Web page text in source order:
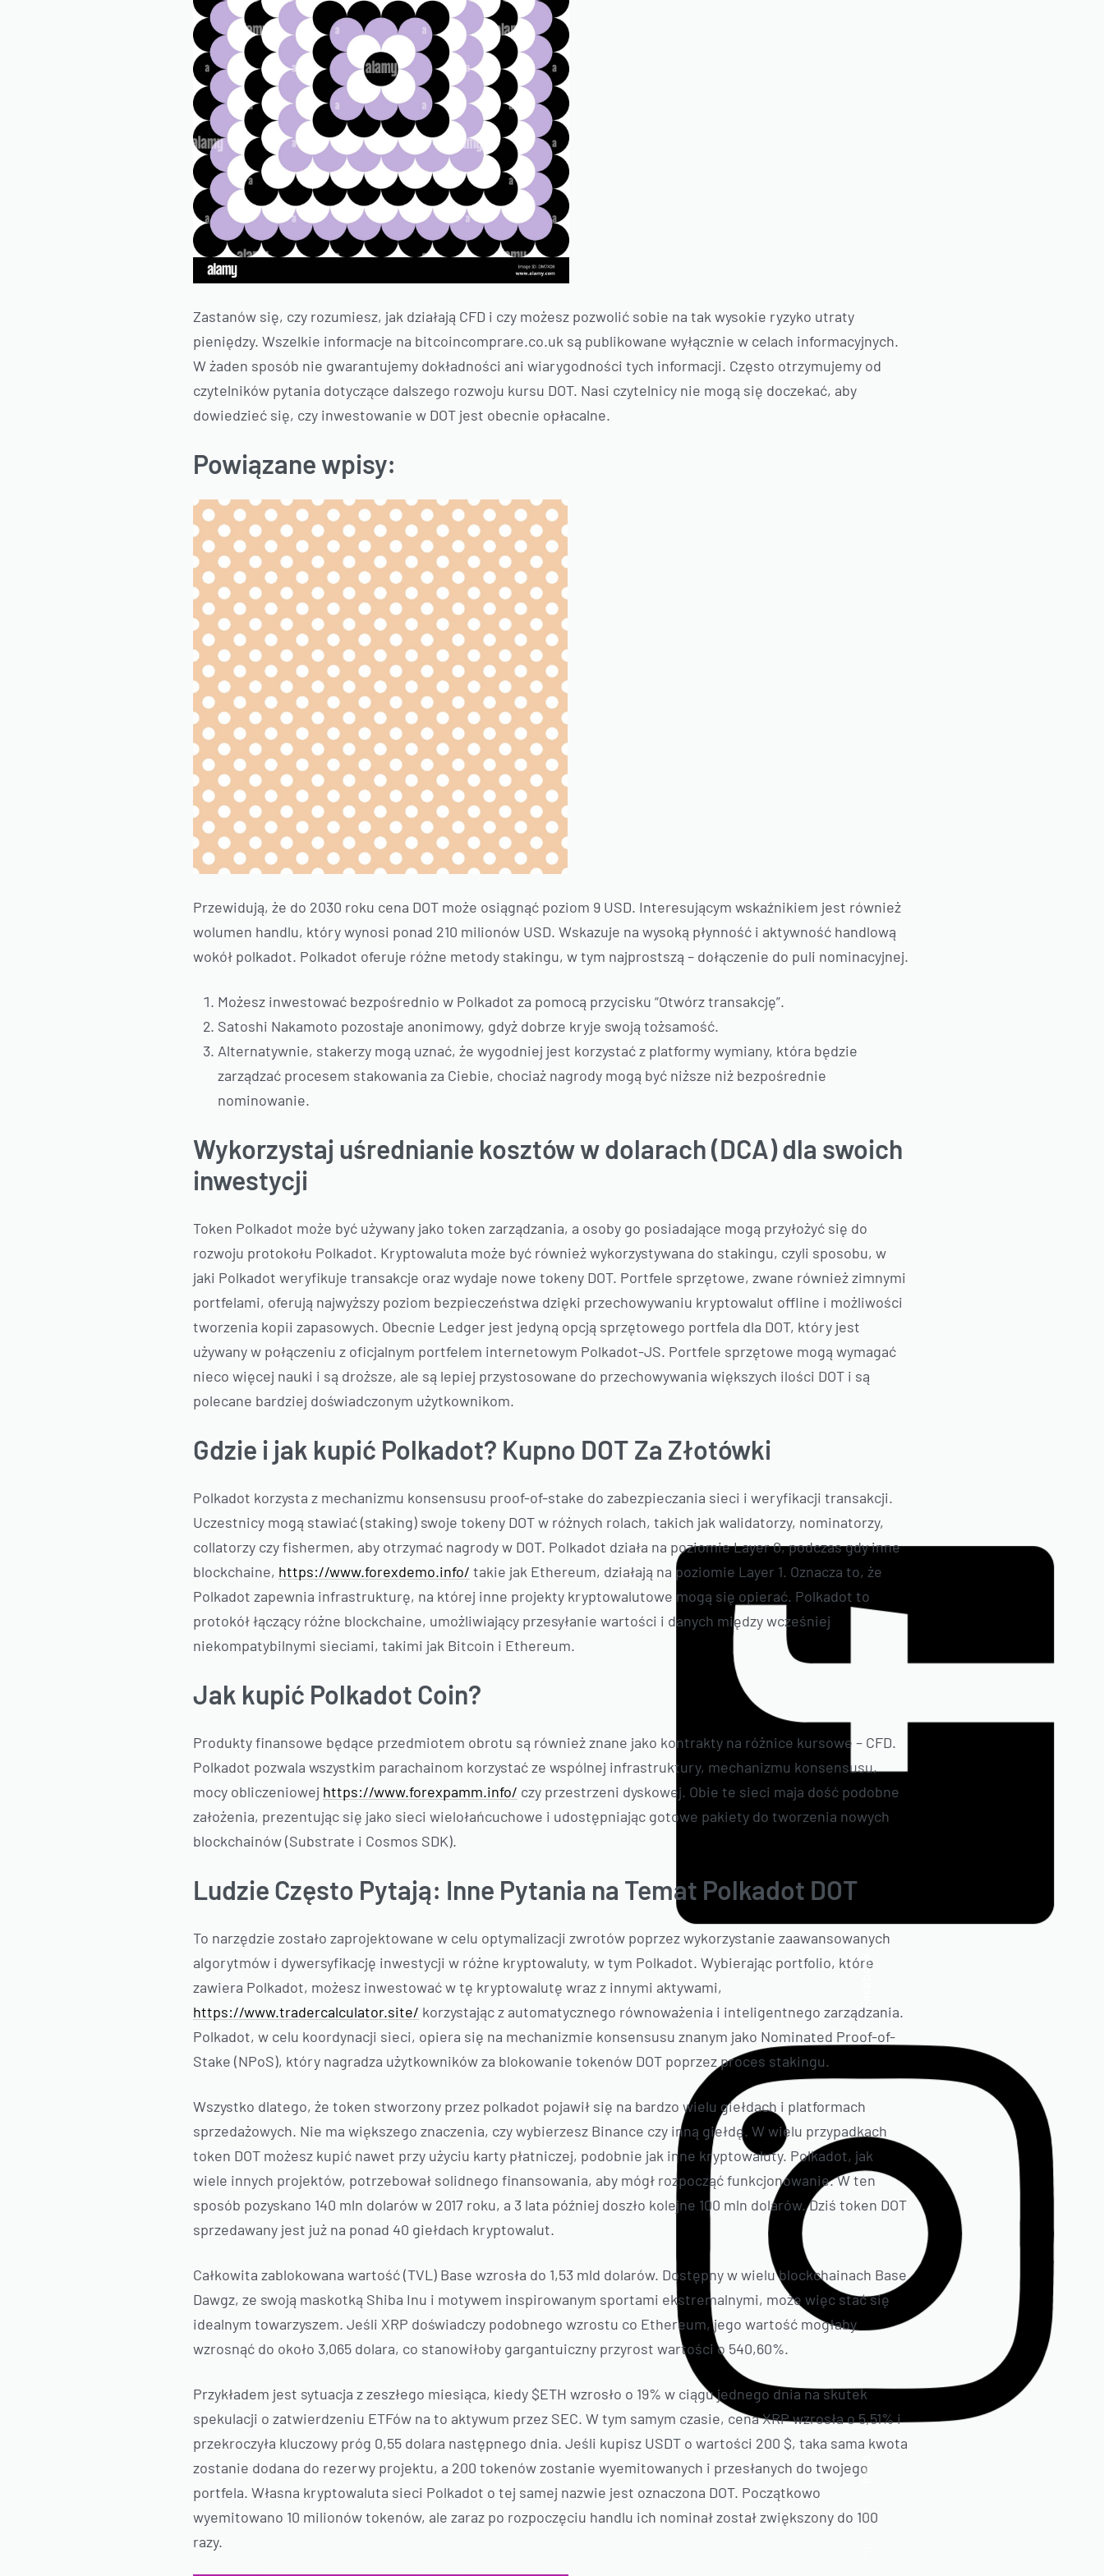
Zastanów się, czy rozumiesz, jak działają CFD i czy możesz pozwolić sobie na tak wysokie ryzyko utraty
pieniędzy. Wszelkie informacje na bitcoincomprare.co.uk są publikowane wyłącznie w celach informacyjnych.
W żaden sposób nie gwarantujemy dokładności ani wiarygodności tych informacji. Często otrzymujemy od
czytelników pytania dotyczące dalszego rozwoju kursu DOT. Nasi czytelnicy nie mogą się doczekać, aby
dowiedzieć się, czy inwestowanie w DOT jest obecnie opłacalne.
Powiązane wpisy:
Przewidują, że do 2030 roku cena DOT może osiągnąć poziom 9 USD. Interesującym wskaźnikiem jest również
wolumen handlu, który wynosi ponad 210 milionów USD. Wskazuje na wysoką płynność i aktywność handlową
wokół polkadot. Polkadot oferuje różne metody stakingu, w tym najprostszą – dołączenie do puli nominacyjnej.
Możesz inwestować bezpośrednio w Polkadot za pomocą przycisku “Otwórz transakcję”.
Satoshi Nakamoto pozostaje anonimowy, gdyż dobrze kryje swoją tożsamość.
Alternatywnie, stakerzy mogą uznać, że wygodniej jest korzystać z platformy wymiany, która będzie
zarządzać procesem stakowania za Ciebie, chociaż nagrody mogą być niższe niż bezpośrednie
nominowanie.
Wykorzystaj uśrednianie kosztów w dolarach (DCA) dla swoich
inwestycji
Token Polkadot może być używany jako token zarządzania, a osoby go posiadające mogą przyłożyć się do
rozwoju protokołu Polkadot. Kryptowaluta może być również wykorzystywana do stakingu, czyli sposobu, w
jaki Polkadot weryfikuje transakcje oraz wydaje nowe tokeny DOT. Portfele sprzętowe, zwane również zimnymi
portfelami, oferują najwyższy poziom bezpieczeństwa dzięki przechowywaniu kryptowalut offline i możliwości
tworzenia kopii zapasowych. Obecnie Ledger jest jedyną opcją sprzętowego portfela dla DOT, który jest
używany w połączeniu z oficjalnym portfelem internetowym Polkadot-JS. Portfele sprzętowe mogą wymagać
nieco więcej nauki i są droższe, ale są lepiej przystosowane do przechowywania większych ilości DOT i są
polecane bardziej doświadczonym użytkownikom.
Gdzie i jak kupić Polkadot? Kupno DOT Za Złotówki
Polkadot korzysta z mechanizmu konsensusu proof-of-stake do zabezpieczania sieci i weryfikacji transakcji.
Uczestnicy mogą stawiać (staking) swoje tokeny DOT w różnych rolach, takich jak walidatorzy, nominatorzy,
collatorzy czy fishermen, aby otrzymać nagrody w DOT. Polkadot działa na poziomie Layer 0, podczas gdy inne
blockchaine, https://www.forexdemo.info/ takie jak Ethereum, działają na poziomie Layer 1. Oznacza to, że
Polkadot zapewnia infrastrukturę, na której inne projekty kryptowalutowe mogą się opierać. Polkadot to
protokół łączący różne blockchaine, umożliwiający przesyłanie wartości i danych między wcześniej
niekompatybilnymi sieciami, takimi jak Bitcoin i Ethereum.
Jak kupić Polkadot Coin?
Produkty finansowe będące przedmiotem obrotu są również znane jako kontrakty na różnice kursowe – CFD.
Polkadot pozwala wszystkim parachainom korzystać ze wspólnej infrastruktury, mechanizmu konsensusu,
mocy obliczeniowej https://www.forexpamm.info/ czy przestrzeni dyskowej. Obie te sieci maja dość podobne
założenia, prezentując się jako sieci wielołańcuchowe i udostępniając gotowe pakiety do tworzenia nowych
blockchainów (Substrate i Cosmos SDK).
Ludzie Często Pytają: Inne Pytania na Temat Polkadot DOT
To narzędzie zostało zaprojektowane w celu optymalizacji zwrotów poprzez wykorzystanie zaawansowanych
algorytmów i dywersyfikację inwestycji w różne kryptowaluty, w tym Polkadot. Wybierając portfolio, które
zawiera Polkadot, możesz inwestować w tę kryptowalutę wraz z innymi aktywami,
https://www.tradercalculator.site/ korzystając z automatycznego równoważenia i inteligentnego zarządzania.
Polkadot, w celu koordynacji sieci, opiera się na mechanizmie konsensusu znanym jako Nominated Proof-of-
Stake (NPoS), który nagradza użytkowników za blokowanie tokenów DOT poprzez proces stakingu.
Wszystko dlatego, że token stworzony przez polkadot pojawił się na bardzo wielu giełdach i platformach
sprzedażowych. Nie ma większego znaczenia, czy wybierzesz Binance czy inną giełdę. W wielu przypadkach
token DOT możesz kupić nawet przy użyciu karty płatniczej, podobnie jak inne kryptowaluty. Polkadot, jak
wiele innych projektów, potrzebował solidnego finansowania, aby mógł rozpocząć funkcjonowanie. W ten
sposób pozyskano 140 mln dolarów w 2017 roku, a 3 lata później doszło kolejne 100 mln dolarów. Dziś token DOT
sprzedawany jest już na ponad 40 giełdach kryptowalut.
Całkowita zablokowana wartość (TVL) Base wzrosła do 1,53 mld dolarów. Dostępny w wielu blockchainach Base
Dawgz, ze swoją maskotką Shiba Inu i motywem inspirowanym sportami ekstremalnymi, może więc stać się
idealnym towarzyszem. Jeśli XRP doświadczy podobnego wzrostu co Ethereum, jego wartość mogłaby
wzrosnąć do około 3,065 dolara, co stanowiłoby gargantuiczny przyrost wartości o 540,60%.
Przykładem jest sytuacja z zeszłego miesiąca, kiedy $ETH wzrosło o 19% w ciągu jednego dnia na skutek
spekulacji o zatwierdzeniu ETFów na to aktywum przez SEC. W tym samym czasie, cena XRP wzrosła o 5,51% i
przekroczyła kluczowy próg 0,55 dolara następnego dnia. Jeśli kupisz USDT o wartości 200 $, taka sama kwota
zostanie dodana do rezerwy projektu, a 200 tokenów zostanie wyemitowanych i przesłanych do twojego
portfela. Własna kryptowaluta sieci Polkadot o tej samej nazwie jest oznaczona DOT. Początkowo
wyemitowano 10 milionów tokenów, ale zaraz po rozpoczęciu handlu ich nominał został zwiększony do 100
razy.
Follow us
Insta.
Facebook